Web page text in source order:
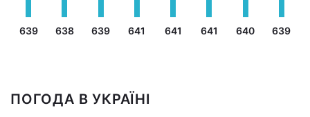
639 638 639 641 641 641 640 639
ПОГОДА В УКРАЇНІ